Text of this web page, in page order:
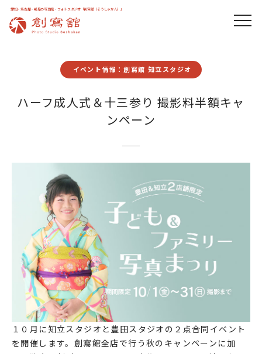
愛知・名古屋・岐阜の写真館・フォトスタジオ「創寫舘（そうしゃかん）」
イベント情報：創寫舘 知立スタジオ
ハーフ成人式＆十三参り 撮影料半額キャ
ンペーン
１０月に知立スタジオと豊田スタジオの２点合同イベント
を開催します。創寫館全店で行う秋のキャンペーンに加